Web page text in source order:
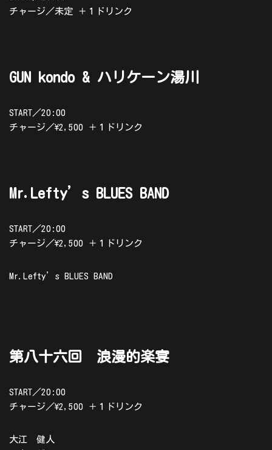
チャージ／未定 ＋１ドリンク
GUN kondo & ハリケーン湯川
START／20:00
チャージ／\2,500 ＋１ドリンク
Mr.Lefty’s BLUES BAND
START／20:00
チャージ／\2,500 ＋１ドリンク
Mr.Lefty’s BLUES BAND
第八十六回 浪漫的楽宴
START／20:00
チャージ／\2,500 ＋１ドリンク
大江 健人